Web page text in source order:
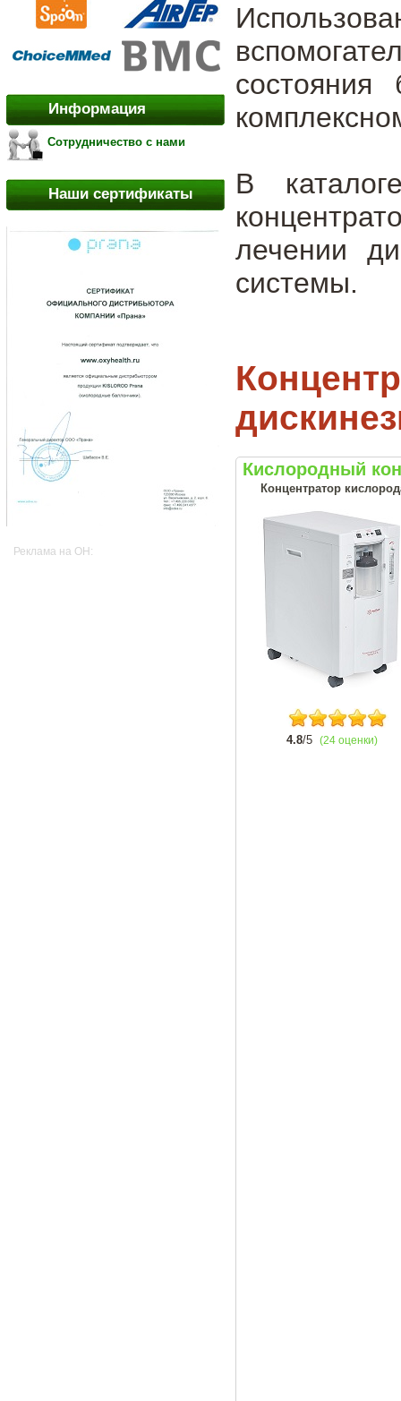
Информация
Сотрудничество с нами
Наши сертификаты
Реклама на OH:
В
лечении
системы.
Кислородный
Концентратор
4.8/5 (24 оценки)